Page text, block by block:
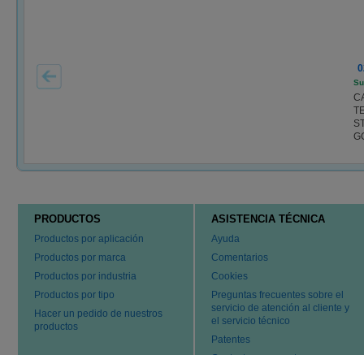
PRODUCTOS
Productos por aplicación
Productos por marca
Productos por industria
Productos por tipo
Hacer un pedido de nuestros
productos
ASISTENCIA TÉCNICA
Ayuda
Comentarios
Cookies
Preguntas frecuentes sobre el
servicio de atención al cliente y
el servicio técnico
Patentes